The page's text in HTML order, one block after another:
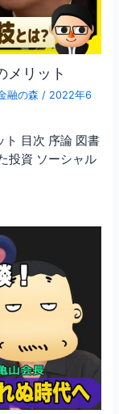
メリット
融の森 / 2022年6
ト 目次 序論 図書
投資 ソーシャル